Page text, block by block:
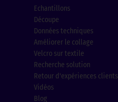
Echantillons
Découpe
Données techniques
Améliorer le collage
Velcro sur textile
Recherche solution
Retour d'expériences clients
Vidéos
Blog